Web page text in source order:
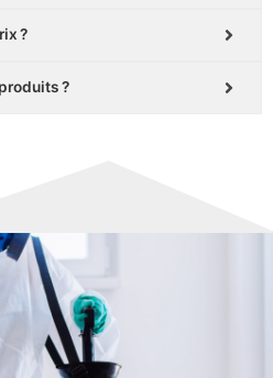
?
?